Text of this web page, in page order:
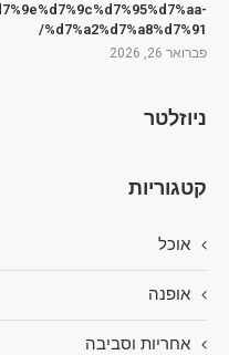
%d7%a2%d7%a8%d7%91/
פברואר 26, 2026
ניוזלטר
קטגוריות
אוכל
אופנה
אחריות וסביבה